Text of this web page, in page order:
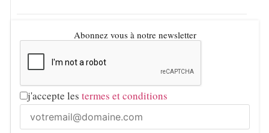
Abonnez vous à notre newsletter
j'accepte les termes et conditions